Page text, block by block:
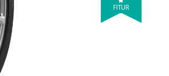
FITUR